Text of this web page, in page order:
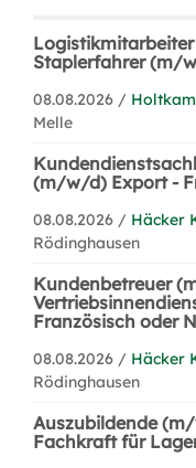
Staplerfahrer (m/
08.08.2026 /
Melle
(m/w/d) Export -
08.08.2026 / Häcker
Rödinghausen
Kundenbetreuer
Französisch oder
08.08.2026 / Häcker
Rödinghausen
Auszubildende
Fachkraft für